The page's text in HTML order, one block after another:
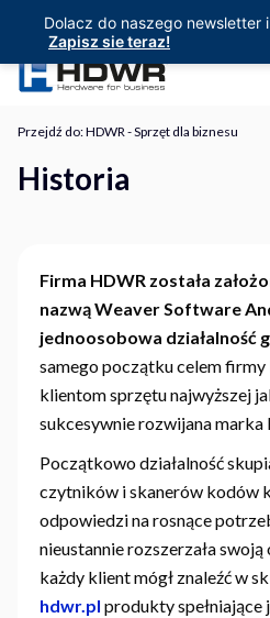
Przejdź do:HDWR - Sprzęt dla biznesu
Historia
Firma HDWR została
nazwą Weaver Software
jednoosobowa działalność
samego początku celem firmy
klientom sprzętu najwyższej
sukcesywnie rozwijana marka
Początkowo działalność
czytników i skanerów kodów
odpowiedzi na rosnące
nieustannie rozszerzała
każdy klient mógł znaleźć w
hdwr.pl produkty spełniające
Dolacz do naszego newsletter
Zapisz sie teraz!